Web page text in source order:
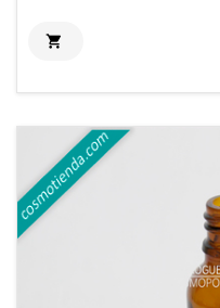
